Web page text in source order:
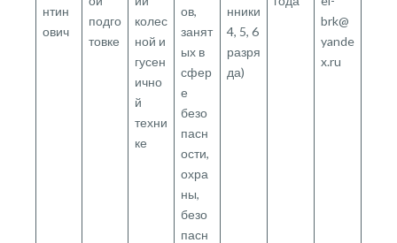
нтин
ович
подго
товке
колес
ной и
гусен
ично
й
техни
ке
ов,
занят
ых в
сфер
е
безо
пасн
ости,
охра
ны,
безо
пасн
нники
4, 5, 6
разря
да)
brk@
yande
x.ru